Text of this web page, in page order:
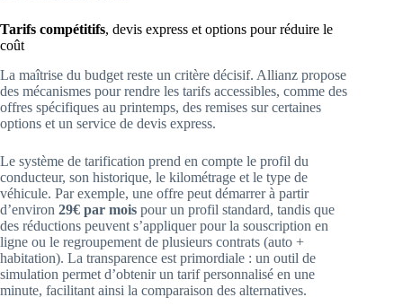
Tarifs compétitifs, devis express et options pour réduire le
coût
La maîtrise du budget reste un critère décisif. Allianz propose
des mécanismes pour rendre les tarifs accessibles, comme des
offres spécifiques au printemps, des remises sur certaines
options et un service de devis express.
Le système de tarification prend en compte le profil du
conducteur, son historique, le kilométrage et le type de
véhicule. Par exemple, une offre peut démarrer à partir
d’environ 29€ par mois pour un profil standard, tandis que
des réductions peuvent s’appliquer pour la souscription en
ligne ou le regroupement de plusieurs contrats (auto +
habitation). La transparence est primordiale : un outil de
simulation permet d’obtenir un tarif personnalisé en une
minute, facilitant ainsi la comparaison des alternatives.